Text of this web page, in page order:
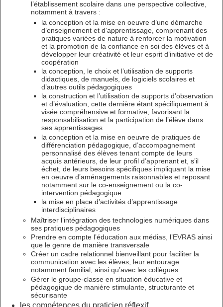
l’établissement scolaire dans une perspective collective,
notamment à travers :
la conception et la mise en oeuvre d’une démarche
d’enseignement et d’apprentissage, comprenant des
pratiques variées de nature à renforcer la motivation
et la promotion de la confiance en soi des élèves et à
développer leur créativité et leur esprit d’initiative et de
coopération
la conception, le choix et l’utilisation de supports
didactiques, de manuels, de logiciels scolaires et
d’autres outils pédagogiques
la construction et l’utilisation de supports d’observation
et d’évaluation, cette dernière étant spécifiquement à
visée compréhensive et formative, favorisant la
responsabilisation et la participation de l’élève dans
ses apprentissages
la conception et la mise en oeuvre de pratiques de
différenciation pédagogique, d’accompagnement
personnalisé des élèves tenant compte de leurs
acquis antérieurs, de leur profil d’apprenant et, s’il
échet, de leurs besoins spécifiques impliquant la mise
en oeuvre d’aménagements raisonnables et reposant
notamment sur le co-enseignement ou la co-
intervention pédagogique
la mise en place d’activités d’apprentissage
interdisciplinaires
Maîtriser l’intégration des technologies numériques dans
ses pratiques pédagogiques
Prendre en compte l’éducation aux médias, l’EVRAS ainsi
que le genre de manière transversale
Créer un cadre relationnel bienveillant pour faciliter la
communication avec les élèves, leur entourage
notamment familial, ainsi qu’avec les collègues
Gérer le groupe-classe en situation éducative et
pédagogique de manière stimulante, structurante et
sécurisante